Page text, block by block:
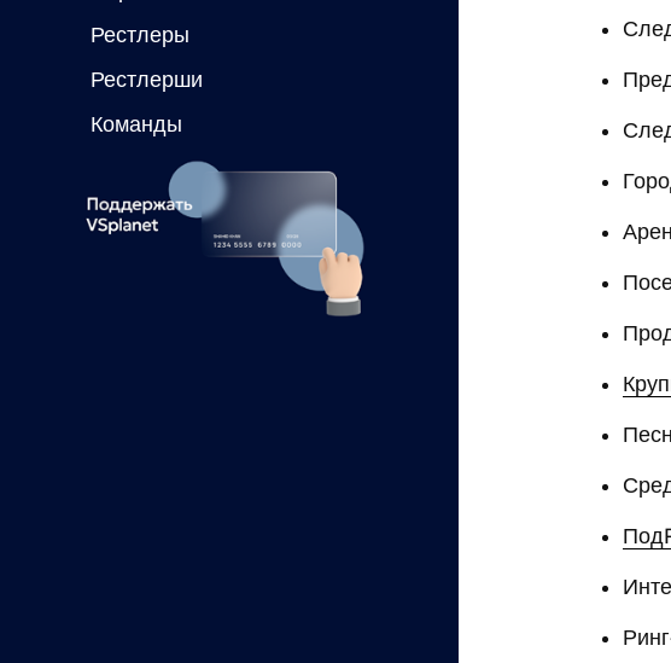
Рестлеры
Рестлерши
Команды